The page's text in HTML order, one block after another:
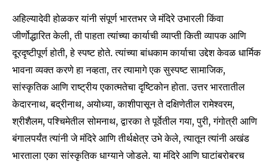
अहिल्यादेवी होळकर यांनी संपूर्ण भारतभर जे मंदिरे उभारली किंवा
जीर्णोद्धारित केली, ती पाहता त्यांच्या कार्याची व्याप्ती किती व्यापक आणि
दूरदृष्टीपूर्ण होती, हे स्पष्ट होते. त्यांच्या बांधकाम कार्याचा उद्देश केवळ धार्मिक
भावना व्यक्त करणे हा नव्हता, तर त्यामागे एक सुस्पष्ट सामाजिक,
सांस्कृतिक आणि राष्ट्रीय एकात्मतेचा दृष्टिकोन होता. उत्तर भारतातील
केदारनाथ, बद्रीनाथ, अयोध्या, काशीपासून ते दक्षिणेतील रामेश्वरम,
श्रीशैलम, पश्चिमेतील सोमनाथ, द्वारका ते पूर्वेतील गया, पुरी, गंगोत्री आणि
बंगालपर्यंत त्यांनी जे मंदिरे आणि तीर्थक्षेत्र उभे केले, त्यातून त्यांनी अखंड
भारताला एका सांस्कृतिक धाग्याने जोडले. या मंदिरे आणि घाटांबरोबरच